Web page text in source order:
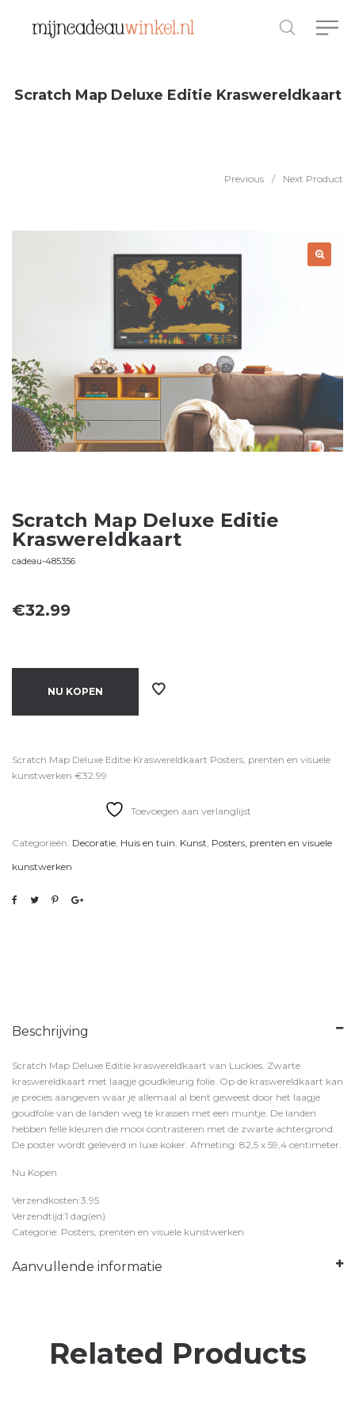
Scratch Map Deluxe Editie Kraswereldkaart
Previous / Next Product
Scratch Map Deluxe Editie
Kraswereldkaart
cadeau-485356
€32.99
NU KOPEN
Scratch Map Deluxe Editie Kraswereldkaart Posters, prenten en visuele
kunstwerken €32.99
Toevoegen aan verlanglijst
Categorieën: Decoratie Huis en tuin Kunst Posters, prenten en visuele
kunstwerken
Beschrijving
Scratch Map Deluxe Editie kraswereldkaart van Luckies. Zwarte
kraswereldkaart met laagje goudkleurig folie. Op de kraswereldkaart kan
je precies aangeven waar je allemaal al bent geweest door het laagje
goudfolie van de landen weg te krassen met een muntje. De landen
hebben felle kleuren die mooi contrasteren met de zwarte achtergrond.
De poster wordt geleverd in luxe koker. Afmeting: 82,5 x 59,4 centimeter.
Nu Kopen
Verzendkosten:3.95
Verzendtijd:1 dag(en)
Categorie: Posters, prenten en visuele kunstwerken
Aanvullende informatie
Related Products